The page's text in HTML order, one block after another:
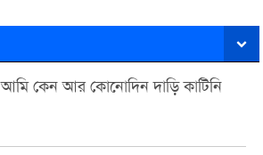
আমি কেন আর কোনোদিন দাড়ি কাটিনি